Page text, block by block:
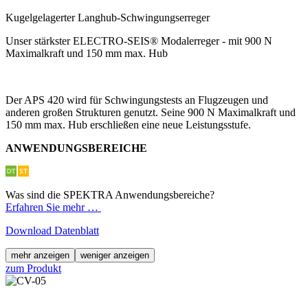
Kugelgelagerter Langhub-Schwingungserreger
Unser stärkster ELECTRO-SEIS® Modalerreger - mit 900 N
Maximalkraft und 150 mm max. Hub
Der APS 420 wird für Schwingungstests an Flugzeugen und
anderen großen Strukturen genutzt. Seine 900 N Maximalkraft und
150 mm max. Hub erschließen eine neue Leistungsstufe.
ANWENDUNGSBEREICHE
Was sind die SPEKTRA Anwendungsbereiche?
Erfahren Sie mehr …
Download Datenblatt
mehr anzeigen weniger anzeigen
zum Produkt